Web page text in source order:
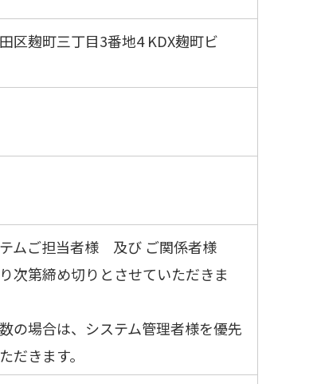
区麹町三丁目3番地4 KDX麹町ビ
ムご担当者様 及び ご関係者様
次第締め切りとさせていただきま
の場合は、システム管理者様を優先
だきます。